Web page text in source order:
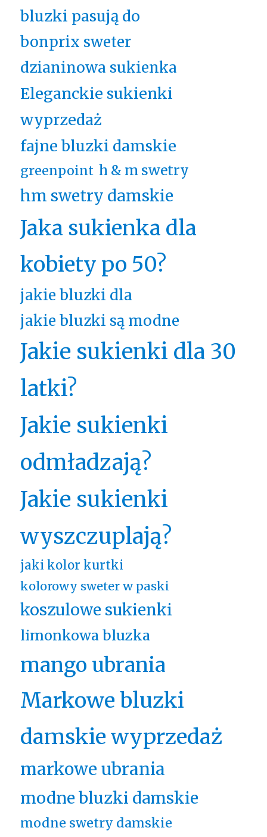
bluzki pasują do
bonprix sweter
dzianinowa sukienka
Eleganckie sukienki
wyprzedaż
fajne bluzki damskie
greenpoint h & m swetry
hm swetry damskie
Jaka sukienka dla
kobiety po 50?
jakie bluzki dla
jakie bluzki są modne
Jakie sukienki dla 30
latki?
Jakie sukienki
odmładzają?
Jakie sukienki
wyszczuplają?
jaki kolor kurtki
kolorowy sweter w paski
koszulowe sukienki
limonkowa bluzka
mango ubrania
Markowe bluzki
damskie wyprzedaż
markowe ubrania
modne bluzki damskie
modne swetry damskie